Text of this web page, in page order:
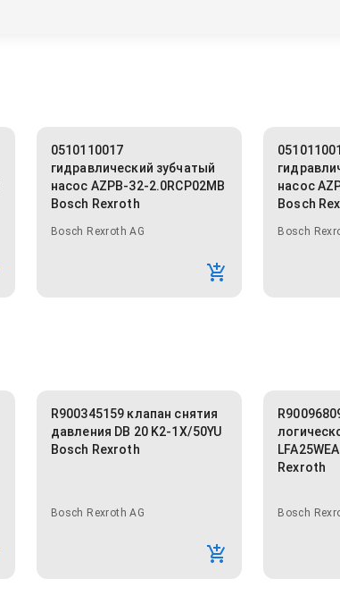
0510110017
гидравлический зубчатый
насос AZPB-32-2.0RCP02MB
Bosch Rexroth
Bosch Rexroth AG
насос
Bosch
Bosch
R900345159 клапан снятия
давления DB 20 K2-1X/50YU
Bosch Rexroth
Bosch Rexroth AG
Rexroth
Bosch